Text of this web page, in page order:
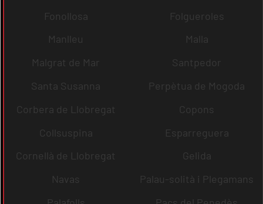
Fonollosa
Folgueroles
Manlleu
Malla
Malgrat de Mar
Santpedor
Santa Susanna
Perpètua de Mogoda
Corbera de Llobregat
Copons
Collsuspina
Esparreguera
Cornellà de Llobregat
Gelida
Navas
Palau-solità i Plegamans